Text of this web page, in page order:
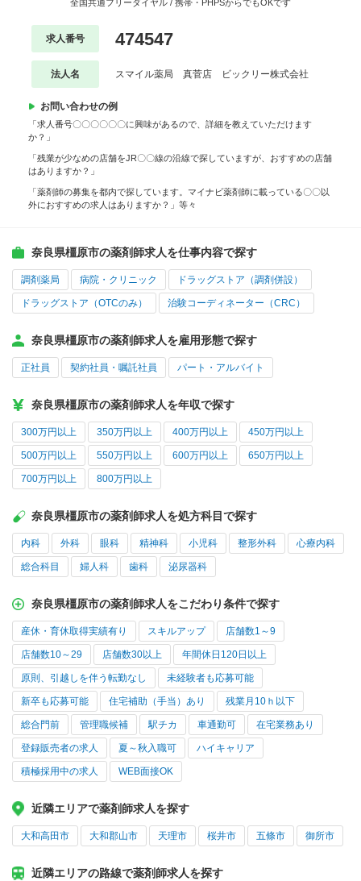
全国共通フリーダイヤル / 携帯・PHPSからでもOKです
求人番号 474547
法人名 スマイル薬局 真菅店 ビックリー株式会社
お問い合わせの例
「求人番号〇〇〇〇〇〇に興味があるので、詳細を教えていただけます
か？」
「残業が少なめの店舗をJR〇〇線の沿線で探していますが、おすすめの店舗
はありますか？」
「薬剤師の募集を都内で探しています。マイナビ薬剤師に載っている〇〇以
外におすすめの求人はありますか？」等々
奈良県橿原市の薬剤師求人を仕事内容で探す
調剤薬局 病院・クリニック ドラッグストア（調剤併設）
ドラッグストア（OTCのみ） 治験コーディネーター（CRC）
奈良県橿原市の薬剤師求人を雇用形態で探す
正社員 契約社員・嘱託社員 パート・アルバイト
奈良県橿原市の薬剤師求人を年収で探す
300万円以上 350万円以上 400万円以上 450万円以上
500万円以上 550万円以上 600万円以上 650万円以上
700万円以上 800万円以上
奈良県橿原市の薬剤師求人を処方科目で探す
内科 外科 眼科 精神科 小児科 整形外科 心療内科
総合科目 婦人科 歯科 泌尿器科
奈良県橿原市の薬剤師求人をこだわり条件で探す
産休・育休取得実績有り スキルアップ 店舗数1～9
店舗数10～29 店舗数30以上 年間休日120日以上
原則、引越しを伴う転勤なし 未経験者も応募可能
新卒も応募可能 住宅補助（手当）あり 残業月10ｈ以下
総合門前 管理職候補 駅チカ 車通勤可 在宅業務あり
登録販売者の求人 夏～秋入職可 ハイキャリア
積極採用中の求人 WEB面接OK
近隣エリアで薬剤師求人を探す
大和高田市 大和郡山市 天理市 桜井市 五條市 御所市
近隣エリアの路線で薬剤師求人を探す